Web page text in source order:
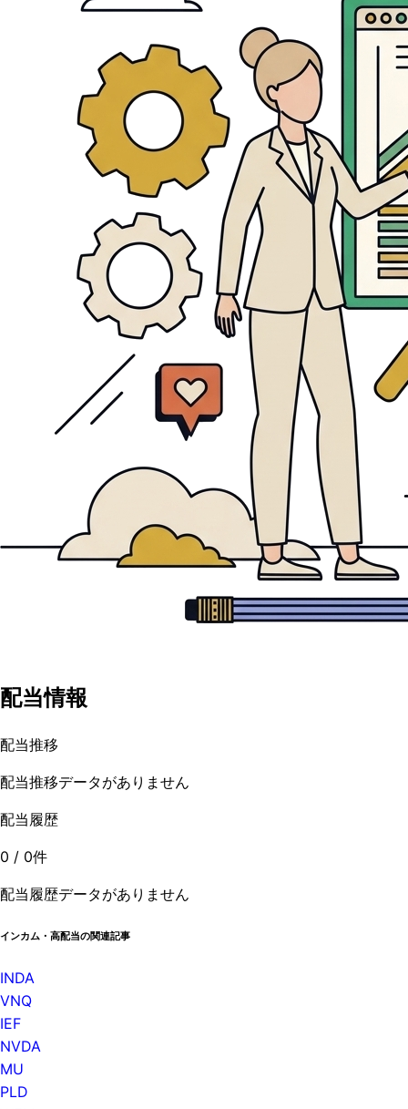
配当情報
配当推移
配当推移データがありません
配当履歴
0 / 0件
配当履歴データがありません
インカム・高配当の関連記事
INDA
VNQ
IEF
NVDA
MU
PLD